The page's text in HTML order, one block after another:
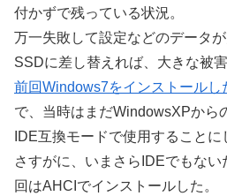
付かずで残っている状況。
万一失敗して設定などのデータ
SSDに差し替えれば、大きな被害
前回Windows7をインストールし
で、当時はまだWindowsXPから
IDE互換モードで使用することに
さすがに、いまさらIDEでもな
回はAHCIでインストールした。